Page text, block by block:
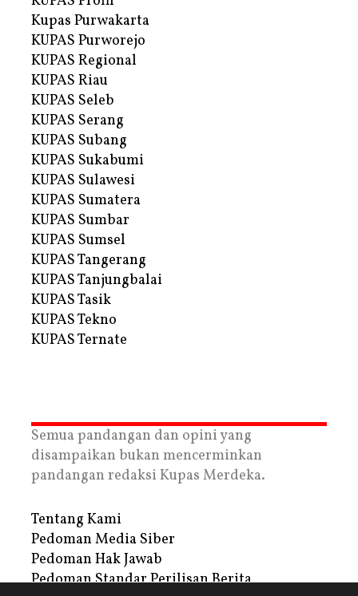
Kupas Purwakarta
KUPAS Purworejo
KUPAS Regional
KUPAS Riau
KUPAS Seleb
KUPAS Serang
KUPAS Subang
KUPAS Sukabumi
KUPAS Sulawesi
KUPAS Sumatera
KUPAS Sumbar
KUPAS Sumsel
KUPAS Tangerang
KUPAS Tanjungbalai
KUPAS Tasik
KUPAS Tekno
KUPAS Ternate
Semua pandangan dan opini yang
disampaikan bukan mencerminkan
pandangan redaksi Kupas Merdeka.
Tentang Kami
Pedoman Media Siber
Pedoman Hak Jawab
Pedoman Standar Perilisan Berita